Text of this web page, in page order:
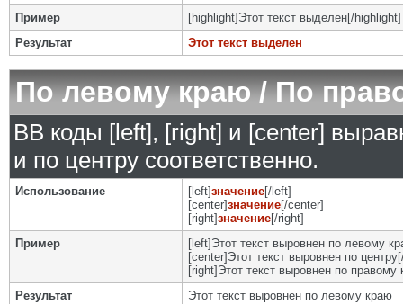
Пример
[highlight]Этот текст выделен[/highlight]
Результат
Этот текст выделен
По левому краю / По
BB коды [left], [right] и [center]
и по центру соответственно.
Использование [left]значение[/left]
[center]значение[/center]
[right]значение[/right]
Пример
[left]Этот текст выровнен по левому
[center]Этот текст выровнен по
[right]Этот текст выровнен по правому
Результат
Этот текст выровнен по левому краю